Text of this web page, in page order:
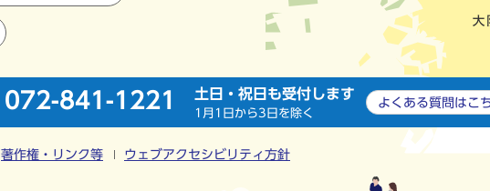
072-841-1221 土日・祝日も受付します
1月1日から3日を除く
よくある質問は こ
著作権・リンク等 ウェブアクセシビリティ方針